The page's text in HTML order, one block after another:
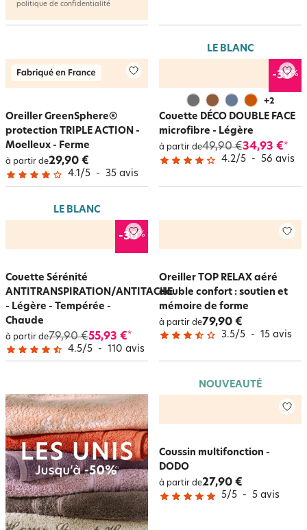
Oreiller GreenSphere®
protection TRIPLE ACTION -
Moelleux - Ferme
à partir de29,90 €
4.1/5 - 35 avis
LE BLANC
-30%
+2
Couette DÉCO DOUBLE FACE
microfibre - Légère
à partir de49,90 €34,93 €*
4.2/5 - 56 avis
LE BLANC
-30%
Couette Sérénité
ANTITRANSPIRATION/ANTITACHE
- Légère - Tempérée -
Chaude
à partir de79,90 €55,93 €*
4.5/5 - 110 avis
Oreiller TOP RELAX aéré
double confort : soutien et
mémoire de forme
à partir de79,90 €
3.5/5 - 15 avis
NOUVEAUTÉ
Coussin multifonction -
DODO
à partir de27,90 €
5/5 - 5 avis
politique de confidentialité